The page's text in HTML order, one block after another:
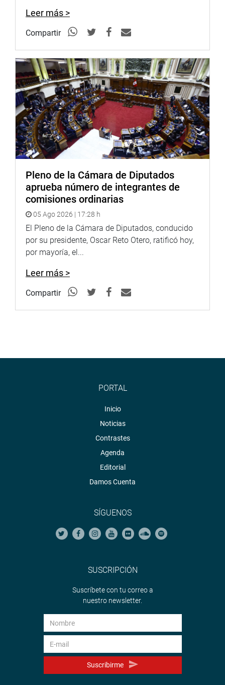
ciudadana, la defensa de los derechos fundamentales y la
la población.
OFICINA DE COMUNICACIONES E IMAGEN
INSTITUCIONAL
Leer más >
Compartir
Pleno de la Cámara de Diputados
aprueba número de integrantes de
comisiones ordinarias
05 Ago 2026 | 17:28 h
El Pleno de la Cámara de Diputados, conducido
por su presidente, Oscar Reto Otero, ratificó hoy,
por mayoría, el...
Leer más >
Compartir
PORTAL
Inicio
Noticias
Contrastes
Agenda
Editorial
Damos Cuenta
SÍGUENOS
SUSCRIPCIÓN
Suscríbete con tu correo a
nuestro newsletter.
Suscribirme